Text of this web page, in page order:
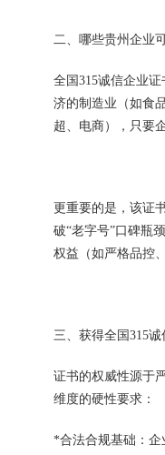
二、哪些贵州企业
全国315诚信企业
济的制造业（如食
超、电商），只要
更重要的是，该证
破“老字号”口碑瓶
权益（如严格品控
三、获得全国315
证书的权威性源于
维度的硬性要求：
*合法合规基础：企